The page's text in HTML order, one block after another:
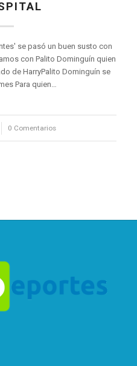
se pasó un buen susto con
con Palito Dominguín quien
de HarryPalito Dominguín se
Para quien…
0 Comentarios